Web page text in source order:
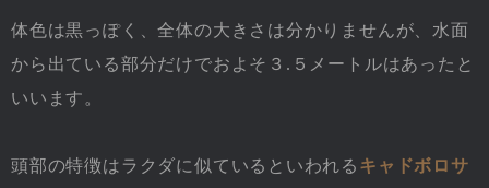
体色は黒っぽく、全体の大きさは分かりませんが、水面
から出ている部分だけでおよそ３.５メートルはあったと
いいます。
頭部の特徴はラクダに似ているといわれる キャドボロサ